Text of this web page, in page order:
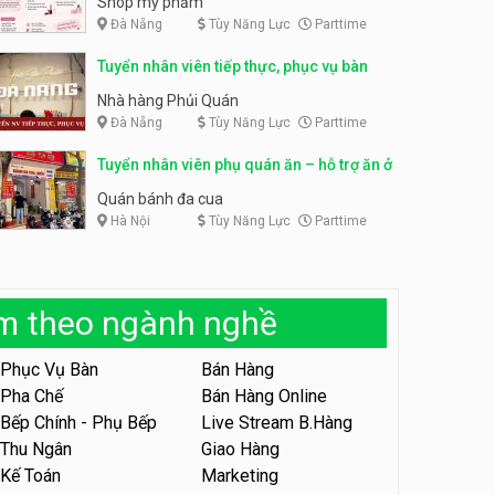
trực page, thu ngân parttime
GRAVI ESCAPE ROOM
Tuyển nhân viên bán hàng,
KIBO KIDS
Tuyển nhân viên edit ảnh,
Công ty
Tuyển nhân viên tiếp thực,
Tuyển nhân viên phục vụ ca
tối – quán kem dừa
Quán kem dừa
Tuyển nhân viên phụ bếp –
Bún Đậu Mắm Tôm – Bếp
Bún Đậu Mắm Tôm - Bếp Tiên
Đà Nẵng Tùy Năng Lực Parttime
Tuyển nhân viên tiếp thực, phục vụ bàn
Nhà hàng Phủi Quán
Đà Nẵng Tùy Năng Lực Parttime
Tuyển nhân viên phụ quán ăn – hỗ trợ ăn ở
Quán bánh đa cua
Hà Nội Tùy Năng Lực Parttime
theo ngành nghề
Phục Vụ Bàn
Bán Hàng
Pha Chế
Bán Hàng Online
Bếp Chính - Phụ Bếp
Live Stream B.Hàng
Thu Ngân
Giao Hàng
Kế Toán
Marketing